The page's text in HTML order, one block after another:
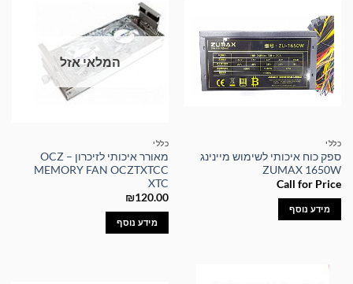
כללי
ספק כוח איכותי לשימוש מיינינג
ZUMAX 1650W
Call for Price
מידע נוסף
המלאי אזל
כללי
מאורר איכותי לזיכרון – OCZ
MEMORY FAN OCZTXTCC
XTC
₪120.00
מידע נוסף